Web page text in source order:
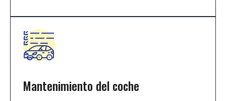
Mantenimiento del coche